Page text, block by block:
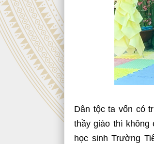
Dân tộc ta vốn có
thầy giáo thì không
học sinh Trường